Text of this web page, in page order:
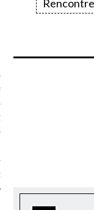
CARAVELLE
PODCAST